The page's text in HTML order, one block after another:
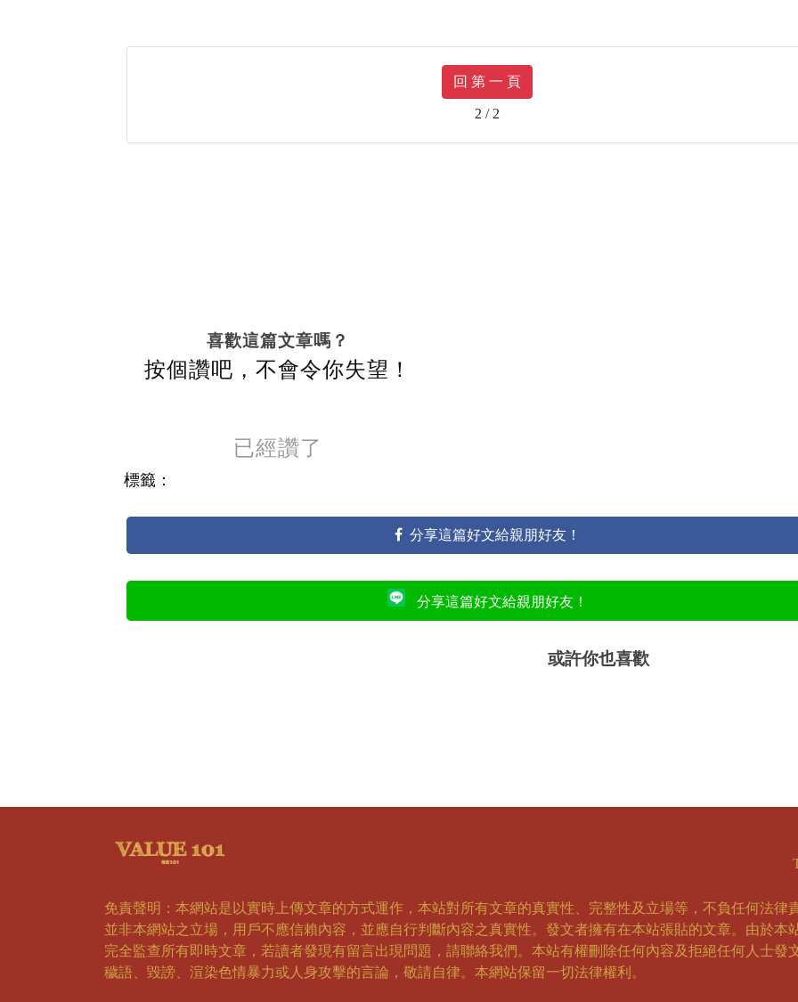
回 第 一 頁
2 / 2
喜歡這篇文章嗎？
按個讚吧，不會令你失望！
已經讚了
標籤：
分享這篇好文給親朋好友！
分享這篇好文給親朋好友！
或許你也喜歡
免責聲明：本網站是以實時上傳文章的方式運作，本站對所有文章的真實性、完整性及立場等，不負任何法
並非本網站之立場，用戶不應信賴內容，並應自行判斷內容之真實性。發文者擁有在本站張貼的文章。由於
完全監查所有即時文章，若讀者發現有留言出現問題，請聯絡我們。本站有權刪除任何內容及拒絕任何人士
穢語、毀謗、渲染色情暴力或人身攻擊的言論，敬請自律。本網站保留一切法律權利。